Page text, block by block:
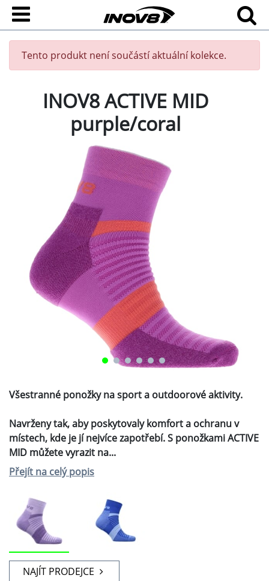
Tento produkt není součástí aktuální kolekce.
INOV8 ACTIVE MID
purple/coral
Všestranné ponožky na sport a outdoorové aktivity.
Navrženy tak, aby poskytovaly komfort a ochranu v
místech, kde je jí nejvíce zapotřebí. S ponožkami ACTIVE
MID můžete vyrazit na...
Přejít na celý popis
160 Kč
POPIS ZEPTEJTE SE NÁS
Všestranné ponožky na sport a outdoorové
aktivity.
Navrženy tak, aby poskytovaly komfort a ochranu v
místech, kde je jí nejvíce zapotřebí. S ponožkami
ACTIVE MID můžete vyrazit na túru, běh nebo
trénink v posilovně.Proužky ze zesíleného materiálu
obepínají vrchní část nártu, aby nedocházelo k
prodření od jazyka nebo tkaniček. Zesílený materiál